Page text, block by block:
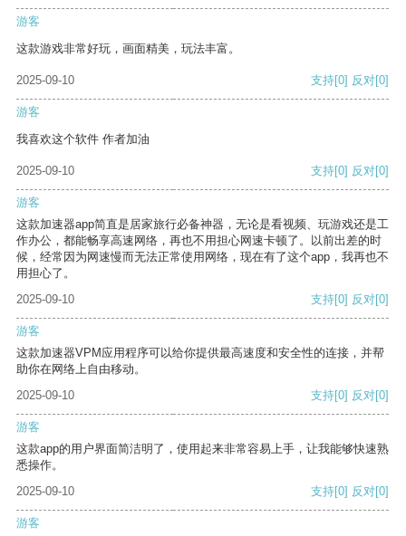
游客
这款游戏非常好玩，画面精美，玩法丰富。
2025-09-10 支持[0] 反对[0]
游客
我喜欢这个软件 作者加油
2025-09-10 支持[0] 反对[0]
游客
这款加速器app简直是居家旅行必备神器，无论是看视频、玩游戏还是工
作办公，都能畅享高速网络，再也不用担心网速卡顿了。以前出差的时
候，经常因为网速慢而无法正常使用网络，现在有了这个app，我再也不
用担心了。
2025-09-10
支持[0] 反对[0]
游客
这款加速器VPM应用程序可以给你提供最高速度和安全性的连接，并帮
助你在网络上自由移动。
2025-09-10
支持[0] 反对[0]
游客
这款app的用户界面简洁明了，使用起来非常容易上手，让我能够快速熟
悉操作。
2025-09-10
支持[0] 反对[0]
游客